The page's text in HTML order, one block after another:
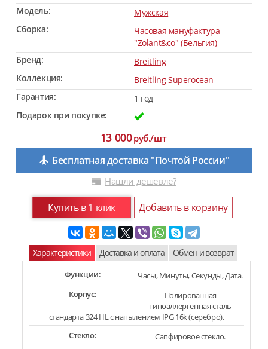
Модель:
Мужская
Сборка:
Часовая мануфактура
"Zolant&co" (Бельгия)
Бренд:
Breitling
Коллекция:
Breitling Superocean
Гарантия:
1 год
Подарок при покупке:
13 000руб./шт
Бесплатная доставка "Почтой России"
Нашли дешевле?
Купить в 1 клик Добавить в корзину
Характеристики Доставка и оплата Обмен и возврат
Функции:
Часы, Минуты, Секунды, Дата.
Корпус:
Полированная
гипоаллергенная сталь
стандарта 324 HL с напылением IPG 16k (серебро).
Стекло:
Сапфировое стекло.